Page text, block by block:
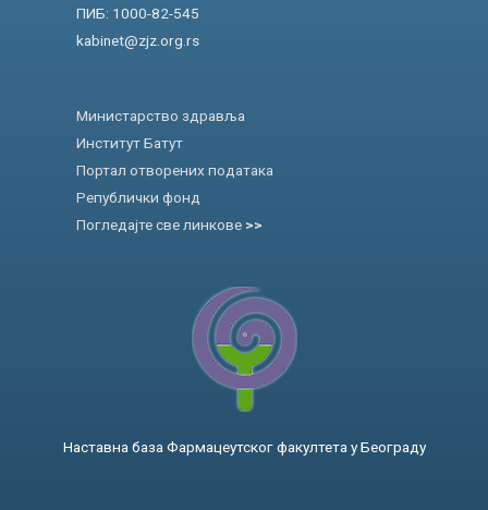
ПИБ: 1000-82-545
kabinet@zjz.org.rs
Министарство здравља
Институт Батут
Портал отворених података
Републички фонд
Погледајте све линкове >>
Наставна база Фармацеутског факултета у Београду